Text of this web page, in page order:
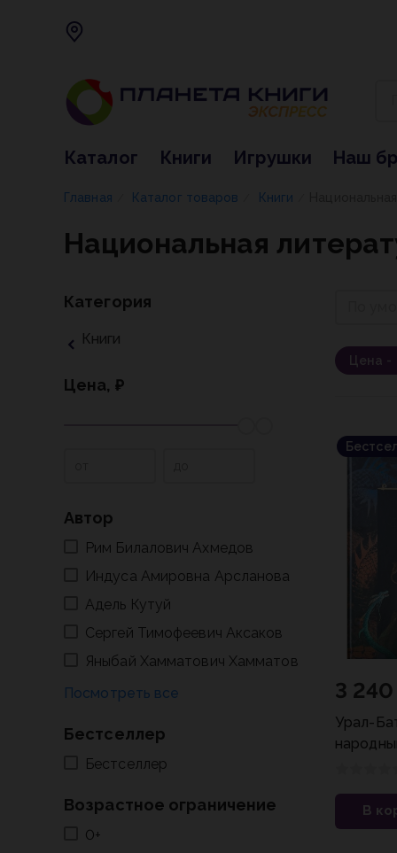
Каталог Книги Игрушки Наш
Главная Каталог товаров Книги
Национальная
Категория
Книги
Цена, ₽
Автор
Рим Билалович Ахмедов
Индуса Амировна Арсланова
Адель Кутуй
Сергей Тимофеевич Аксаков
Яныбай Хамматович Хамматов
Бестселлер
Бестселлер
Возрастное ограничение
0+
Цена -
3
Урал-
В